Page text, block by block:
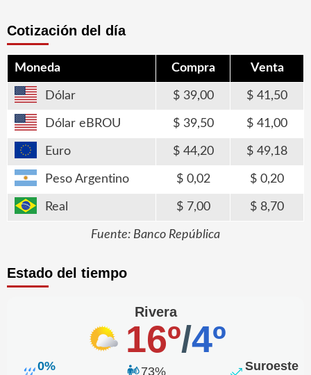
Cotización del día
Moneda Compra Venta
Dólar 39,00 41,50
Dólar eBROU 39,50 41,00
Euro 44,20 49,18
Peso Argentino 0,02 0,20
Real 7,00 8,70
Fuente: Banco República
Estado del tiempo
Rivera
16º/4º
0% 73% Suroeste